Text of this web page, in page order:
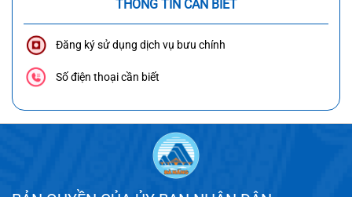
THÔNG TIN CẦN BIẾT
Đăng ký sử dụng dịch vụ bưu chính
Số điện thoại cần biết